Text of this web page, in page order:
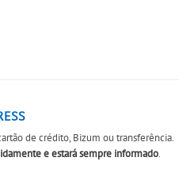
de crédito, Bizum ou transferência.
e estará sempre informado.